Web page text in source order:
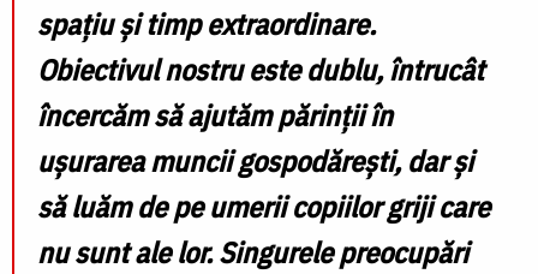
spațiu și timp extraordinare.
Obiectivul nostru este dublu, întrucât
încercăm să ajutăm părinții în
ușurarea muncii gospodărești, dar și
să luăm de pe umerii copiilor griji care
nu sunt ale lor. Singurele preocupări